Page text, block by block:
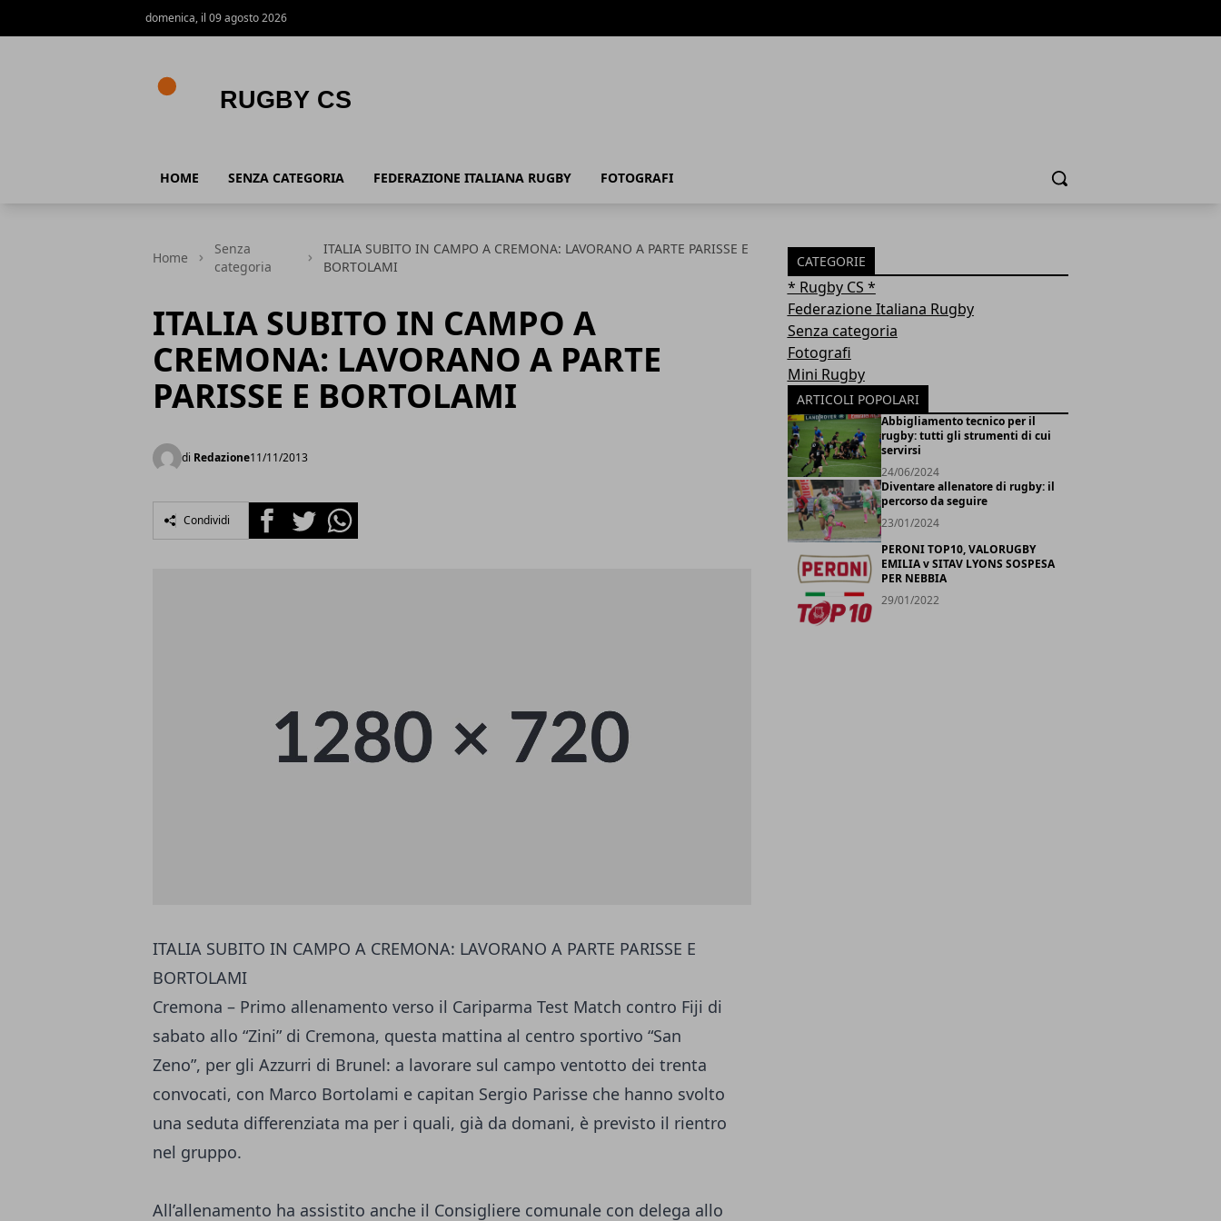
domenica, il 09 agosto 2026
HOME SENZA CATEGORIA FEDERAZIONE ITALIANA RUGBY FOTOGRAFI Cerca
Home
Senza
categoria
ITALIA SUBITO IN CAMPO A CREMONA: LAVORANO A PARTE PARISSE E
BORTOLAMI
ITALIA SUBITO IN CAMPO A
CREMONA: LAVORANO A PARTE
PARISSE E BORTOLAMI
di Redazione11/11/2013
Condividi FacebookTwitterWhatsapp
ITALIA SUBITO IN CAMPO A CREMONA: LAVORANO A PARTE PARISSE E
BORTOLAMI
Cremona – Primo allenamento verso il Cariparma Test Match contro Fiji di
sabato allo “Zini” di Cremona, questa mattina al centro sportivo “San
Zeno”, per gli Azzurri di Brunel: a lavorare sul campo ventotto dei trenta
convocati, con Marco Bortolami e capitan Sergio Parisse che hanno svolto
una seduta differenziata ma per i quali, già da domani, è previsto il rientro
nel gruppo.
All’allenamento ha assistito anche il Consigliere comunale con delega allo
CATEGORIE
* Rugby CS *
Federazione Italiana Rugby
Senza categoria
Fotografi
Mini Rugby
ARTICOLI POPOLARI
Abbigliamento tecnico per il
rugby: tutti gli strumenti di cui
servirsi
24/06/2024
Diventare allenatore di rugby: il
percorso da seguire
23/01/2024
PERONI TOP10, VALORUGBY
EMILIA v SITAV LYONS SOSPESA
PER NEBBIA
29/01/2022